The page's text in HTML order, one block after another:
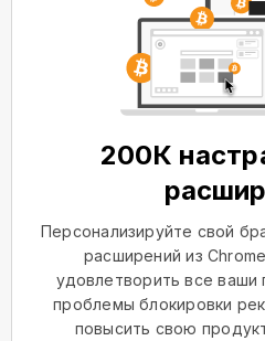
200К
Персонализируйте свой
расширений из
удовлетворить все
проблемы блокировки
повысить свою